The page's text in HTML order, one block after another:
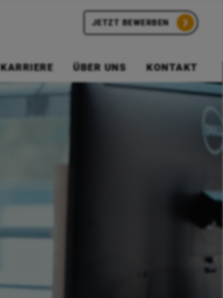
JETZT BEWERBEN
KARRIERE ÜBER UNS KONTAKT